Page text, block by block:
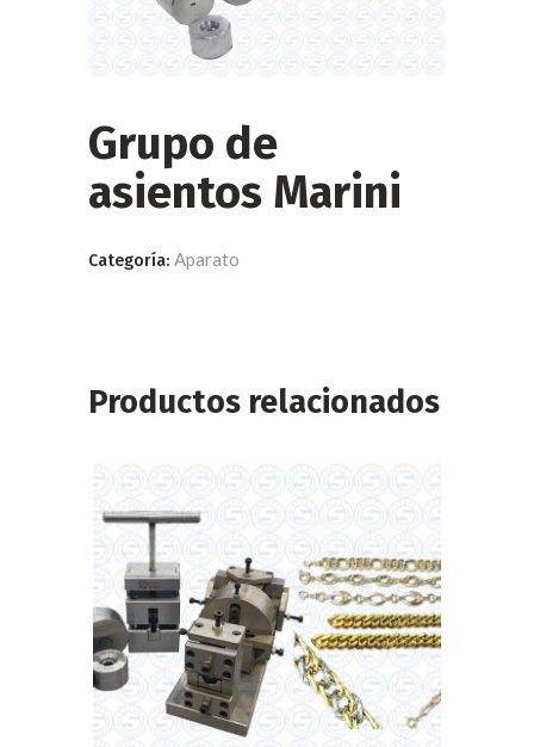
Grupo de
asientos Marini
Categoría: Aparato
Productos relacionados
LEER MÁS